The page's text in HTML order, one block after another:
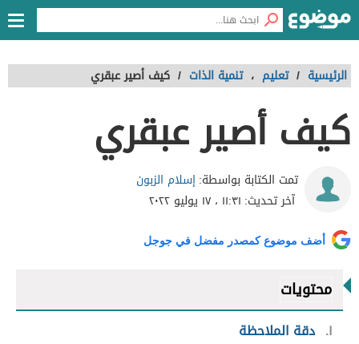
الرئيسية / تعليم ، تنمية الذات / كيف أصير عبقري
كيف أصير عبقري
تمت الكتابة بواسطة:إسلام الزبون
آخر تحديث: ١١:٣١ ، ١٧ يوليو ٢٠٢٢
أضف موضوع كمصدر مفضل في جوجل
محتويات
١ دقة الملاحظة